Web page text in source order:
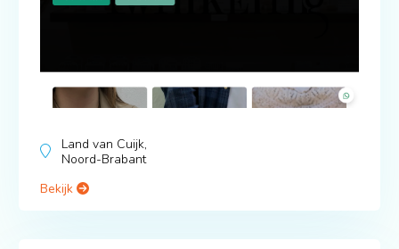
Land van Cuijk,
Noord-Brabant
Bekijk